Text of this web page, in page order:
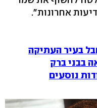
אחרונות".
בעיר העתיקה
בבני ברק
נוסעים